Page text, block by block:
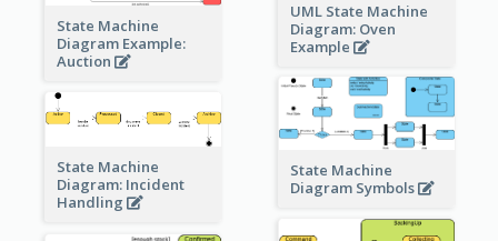
UML State Machine
Diagram: Oven
Example
State Machine
Diagram Example:
Auction
State Machine
Diagram Symbols
State Machine
Diagram: Incident
Handling